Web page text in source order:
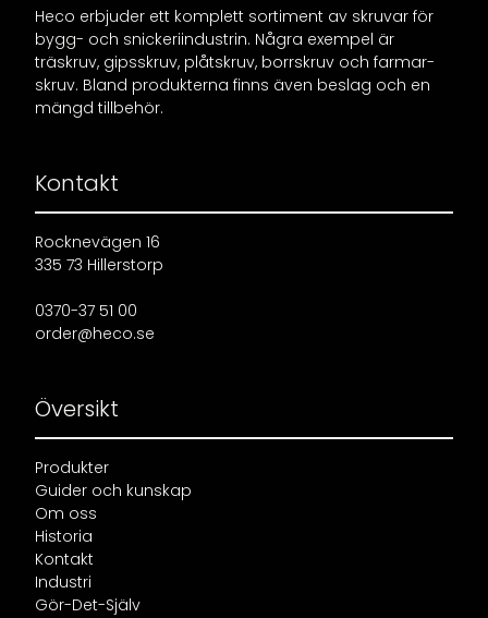
Heco erbjuder ett komplett sortiment av skruvar för
bygg- och snickeriindustrin. Några exempel är
träskruv, gipsskruv, plåtskruv, borrskruv och farmar-
skruv. Bland produkterna finns även beslag och en
mängd tillbehör.
Kontakt
Rocknevägen 16
335 73 Hillerstorp
0370-37 51 00
order@heco.se
Översikt
Produkter
Guider och kunskap
Om oss
Historia
Kontakt
Industri
Gör-Det-Själv